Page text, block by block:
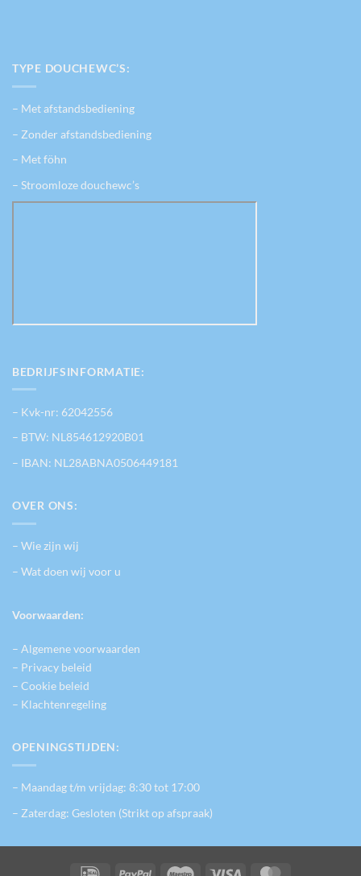
TYPE DOUCHEWC’S:
– Met afstandsbediening
– Zonder afstandsbediening
– Met föhn
– Stroomloze douchewc’s
BEDRIJFSINFORMATIE:
– Kvk-nr: 62042556
– BTW: NL854612920B01
– IBAN: NL28ABNA0506449181
OVER ONS:
– Wie zijn wij
– Wat doen wij voor u
Voorwaarden:
– Algemene voorwaarden
– Privacy beleid
– Cookie beleid
– Klachtenregeling
OPENINGSTIJDEN:
– Maandag t/m vrijdag: 8:30 tot 17:00
– Zaterdag: Gesloten (Strikt op afspraak)
IDeal PayPal Maestro Visa